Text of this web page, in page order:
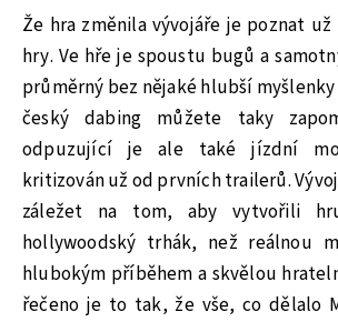
Že hra změnila vývojáře je poznat
hry. Ve hře je spoustu bugů a
průměrný bez nějaké hlubší myšlenky
český dabing můžete taky
odpuzující je ale také jízdní
kritizován už od prvních trailerů.
záležet na tom, aby vytvořili
hollywoodský trhák, než reálnou
hlubokým příběhem a skvělou
řečeno je to tak, že vše, co dělalo